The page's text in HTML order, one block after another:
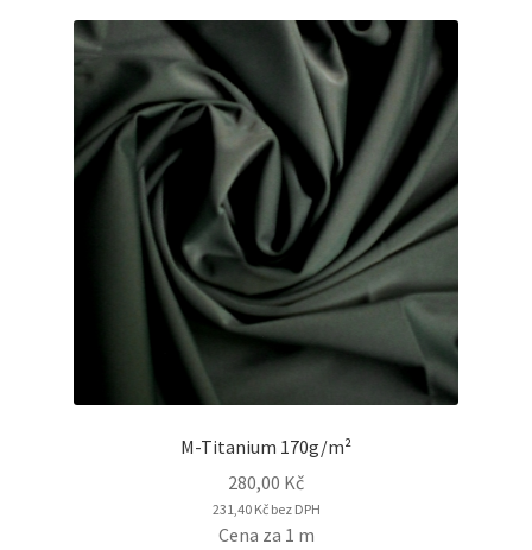
M-Titanium 170g/m²
280,00 Kč
231,40 Kčbez DPH
Cena za 1 m